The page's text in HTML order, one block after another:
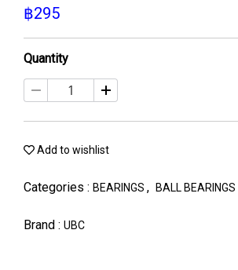
฿295
Quantity
Add to wishlist
Categories : BEARINGS , BALL BEARINGS
Brand : UBC